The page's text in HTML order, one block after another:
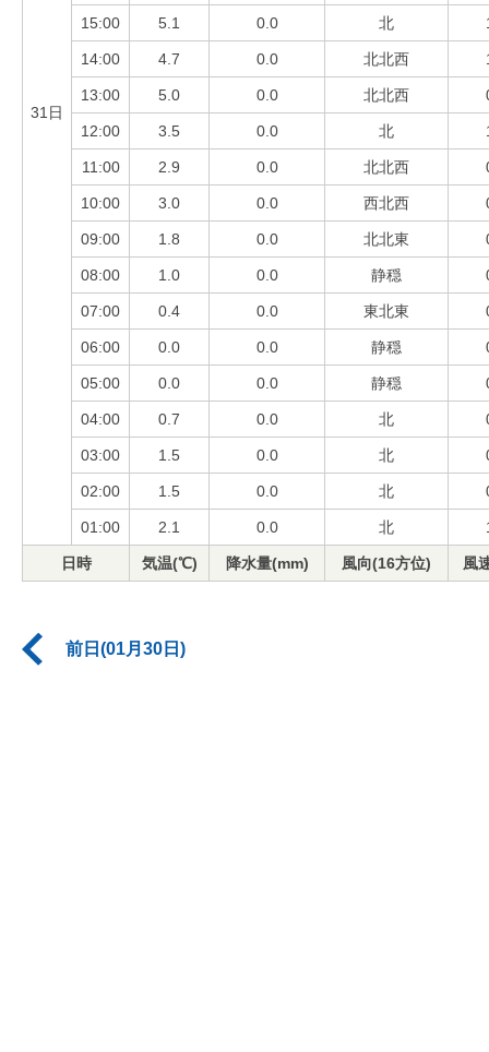
31日
15:00 5.1 0.0 北
14:00 4.7 0.0 北北西
13:00 5.0 0.0 北北西
12:00 3.5 0.0 北
11:00 2.9 0.0 北北西
10:00 3.0 0.0 西北西
09:00 1.8 0.0 北北東
08:00 1.0 0.0 静穏
07:00 0.4 0.0 東北東
06:00 0.0 0.0 静穏
05:00 0.0 0.0 静穏
04:00 0.7 0.0 北
03:00 1.5 0.0 北
02:00 1.5 0.0 北
01:00 2.1 0.0 北
日時 気温(℃) 降水量(mm) 風向(16方位) 風
前日(01月30日)